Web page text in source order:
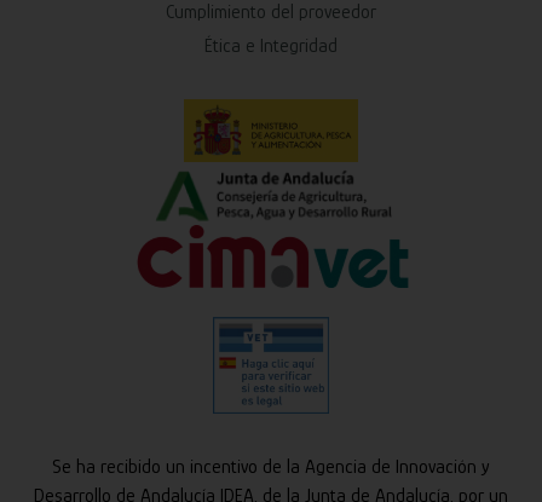
Cumplimiento del proveedor
Ética e Integridad
Se ha recibido un incentivo de la Agencia de Innovación y
Desarrollo de Andalucía IDEA, de la Junta de Andalucía, por un